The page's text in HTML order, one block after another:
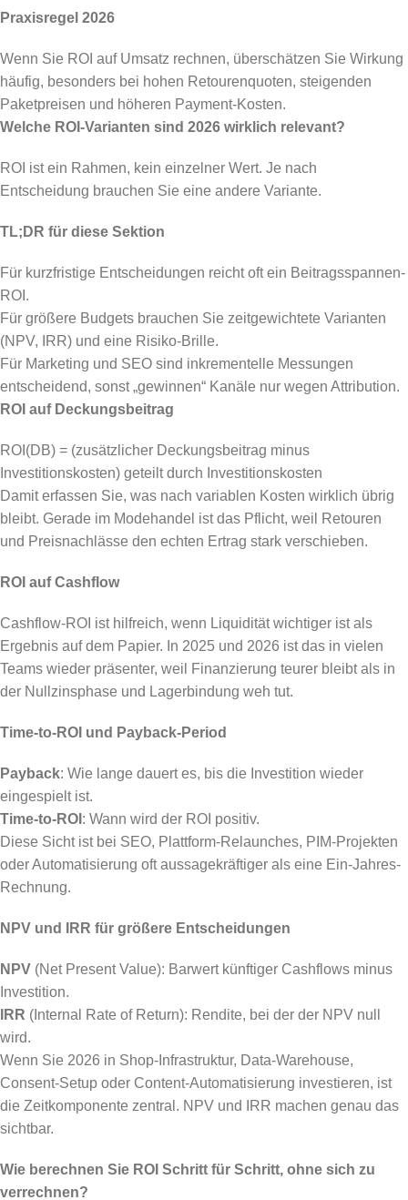
Praxisregel 2026
Wenn Sie ROI auf Umsatz rechnen, überschätzen Sie Wirkung
häufig, besonders bei hohen Retourenquoten, steigenden
Paketpreisen und höheren Payment-Kosten.
Welche ROI-Varianten sind 2026 wirklich relevant?
ROI ist ein Rahmen, kein einzelner Wert. Je nach
Entscheidung brauchen Sie eine andere Variante.
TL;DR für diese Sektion
Für kurzfristige Entscheidungen reicht oft ein Beitragsspannen-
ROI.
Für größere Budgets brauchen Sie zeitgewichtete Varianten
(NPV, IRR) und eine Risiko-Brille.
Für Marketing und SEO sind inkrementelle Messungen
entscheidend, sonst „gewinnen“ Kanäle nur wegen Attribution.
ROI auf Deckungsbeitrag
ROI(DB) = (zusätzlicher Deckungsbeitrag minus
Investitionskosten) geteilt durch Investitionskosten
Damit erfassen Sie, was nach variablen Kosten wirklich übrig
bleibt. Gerade im Modehandel ist das Pflicht, weil Retouren
und Preisnachlässe den echten Ertrag stark verschieben.
ROI auf Cashflow
Cashflow-ROI ist hilfreich, wenn Liquidität wichtiger ist als
Ergebnis auf dem Papier. In 2025 und 2026 ist das in vielen
Teams wieder präsenter, weil Finanzierung teurer bleibt als in
der Nullzinsphase und Lagerbindung weh tut.
Time-to-ROI und Payback-Period
Payback: Wie lange dauert es, bis die Investition wieder
eingespielt ist.
Time-to-ROI : Wann wird der ROI positiv.
Diese Sicht ist bei SEO, Plattform-Relaunches, PIM-Projekten
oder Automatisierung oft aussagekräftiger als eine Ein-Jahres-
Rechnung.
NPV und IRR für größere Entscheidungen
NPV (Net Present Value): Barwert künftiger Cashflows minus
Investition.
IRR (Internal Rate of Return): Rendite, bei der der NPV null
wird.
Wenn Sie 2026 in Shop-Infrastruktur, Data-Warehouse,
Consent-Setup oder Content-Automatisierung investieren, ist
die Zeitkomponente zentral. NPV und IRR machen genau das
sichtbar.
Wie berechnen Sie ROI Schritt für Schritt, ohne sich zu
verrechnen?